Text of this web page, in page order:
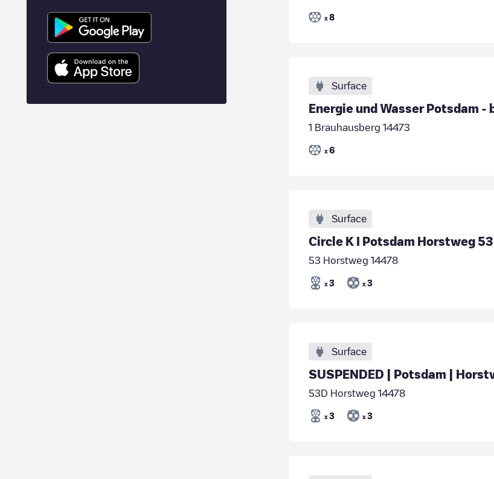
x 8
Surface
1 Brauhausberg 14473
x 6
Surface
Circle K I Potsdam Horstweg
53 Horstweg 14478
x 3 x 3
Surface
53D Horstweg 14478
x 3 x 3